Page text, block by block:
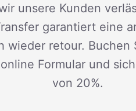
unsere Kunden
garantiert eine
wieder retour. Buchen
Formular und
von 20%.